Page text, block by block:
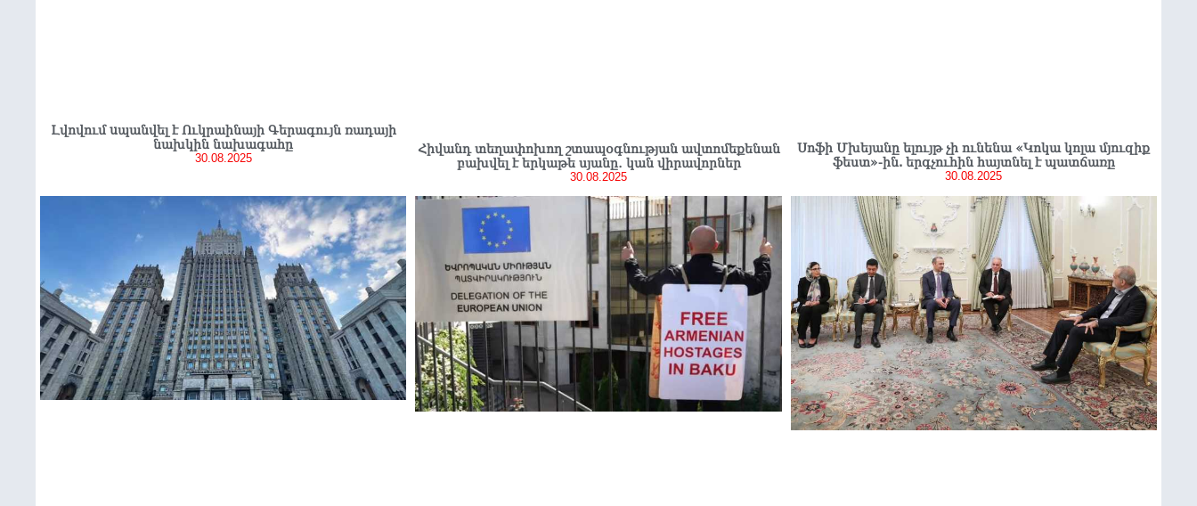
Լվովում uպանվել է Ուկրաինայի Գերագույն ռադայի
նախկին նախագահը
30.08.2025
Հիվանդ տեղափոխող շտապօգնության ավտոմեքենան
բախվել է երկաթե սյանը․ կան վիրավորներ
30.08.2025
Սոֆի Մխեյանը ելույթ չի ունենա «Կոկա կոլա մյուզիք
ֆեստ»-ին. երգչուհին հայտնել է պատճառը
30.08.2025